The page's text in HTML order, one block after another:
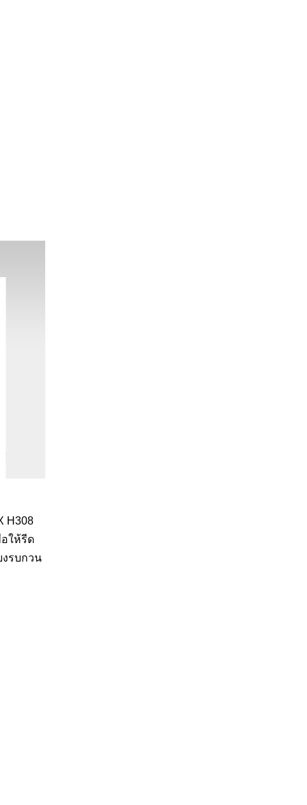
H308
ให้รีด
งรบกวน